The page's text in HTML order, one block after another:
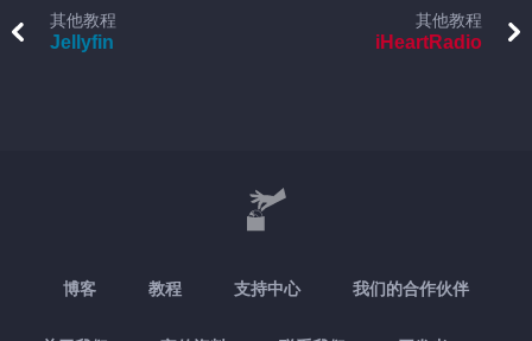
其他教程
Jellyfin
其他教程
iHeartRadio
博客 教程 支持中心 我们的合作伙伴